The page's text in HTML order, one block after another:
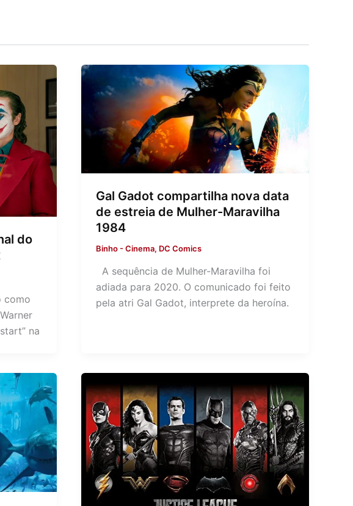
do
como
na
Gal Gadot compartilha nova data
de estreia de Mulher-Maravilha
1984
Binho-Cinema, DC Comics
A sequência de Mulher-Maravilha foi
adiada para 2020. O comunicado foi feito
pela atri Gal Gadot, interprete da heroína.